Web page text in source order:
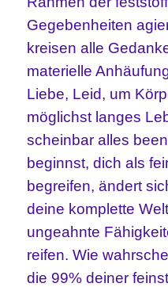
Gegebenheiten
kreisen alle
materielle
Liebe, Leid, um
möglichst langes
scheinbar alles
beginnst, dich als
begreifen, ändert
deine komplette
ungeahnte
reifen. Wie
die 99% deiner